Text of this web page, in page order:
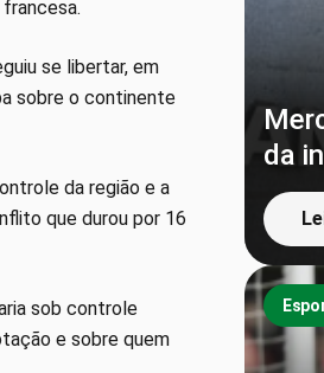
se libertar, em
sobre o continente
da região e a
que durou por 16
sob controle
e sobre quem
da